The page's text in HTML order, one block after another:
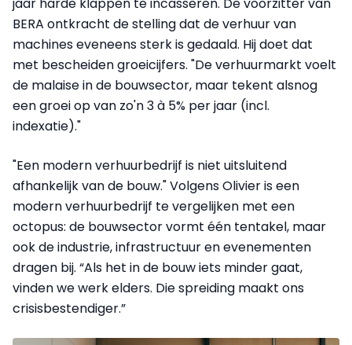
BERA ontkracht de stelling dat de verhuur van
machines eveneens sterk is gedaald. Hij doet dat
met bescheiden groeicijfers. "De verhuurmarkt voelt
de malaise in de bouwsector, maar tekent alsnog
een groei op van zo'n 3 à 5% per jaar (incl.
indexatie)."
"Een modern verhuurbedrijf is niet uitsluitend
afhankelijk van de bouw." Volgens Olivier is een
modern verhuurbedrijf te vergelijken met een
octopus: de bouwsector vormt één tentakel, maar
ook de industrie, infrastructuur en evenementen
dragen bij. “Als het in de bouw iets minder gaat,
vinden we werk elders. Die spreiding maakt ons
crisisbestendiger.”